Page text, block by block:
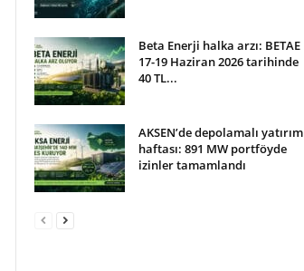
Beta Enerji halka arzı: BETAE
17-19 Haziran 2026 tarihinde
40 TL...
AKSEN’de depolamalı yatırım
haftası: 891 MW portföyde
izinler tamamlandı